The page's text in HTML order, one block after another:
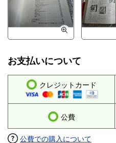
お支払いについて
クレジットカード
公費
公費での購入について